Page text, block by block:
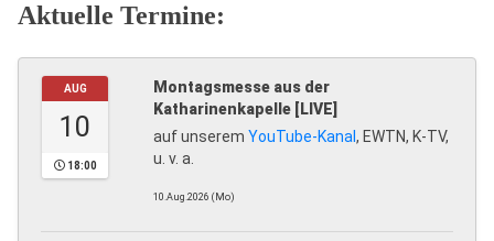
Aktuelle Termine:
AUG
10
18:00
Montagsmesse aus der
Katharinenkapelle [LIVE]
auf unserem YouTube-Kanal, EWTN, K-TV,
u. v. a.
10.Aug.2026 (Mo)